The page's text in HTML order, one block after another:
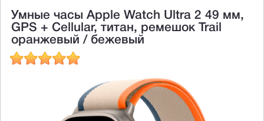
Умные часы Apple Watch Ultra 2 49 мм,
GPS + Cellular, титан, ремешок Trail
оранжевый / бежевый